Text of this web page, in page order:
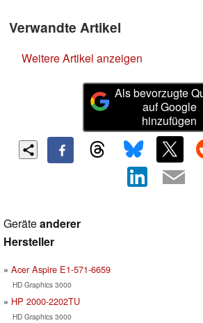
Verwandte Artikel
Weitere Artikel anzeigen
Als bevorzugte
auf Google
hinzufügen
Geräteanderer
Hersteller
Acer Aspire E1-571-6659
HD Graphics 3000
HP 2000-2202TU
HD Graphics 3000